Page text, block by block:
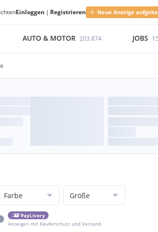
Einloggen | Registrieren Neue Anzeige
AUTO & MOTOR 203.874 JOBS
Farbe Größe
PayLivery
Anzeigen mit Käuferschutz und Versand